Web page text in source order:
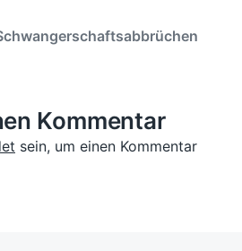
Kommentar
sein, um einen Kommentar